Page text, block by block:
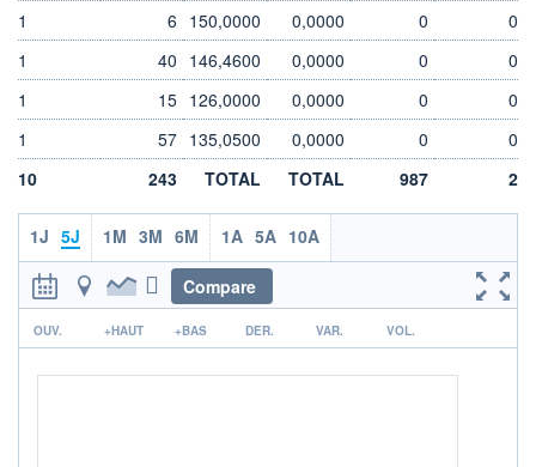
167,9700
+ BAS
166,7600
DERNIER ÉCHANGE
07.08.26 / 17:35:25
163,0200
LIMITE À LA
HAUSSE
171,3600
SRD
BOURSOVIE LUX
CTO BUSINESS
1 836M / 31.07.26
RISQUE DU FONDS (SRI)
4/7
1
6 150,0000 0,0000 0
0
1
40 146,4600 0,0000 0
0
1
15 126,0000 0,0000 0
0
1
57 135,0500 0,0000 0
0
10
243 TOTAL TOTAL 987 2
1J 5J 1M 3M 6M 1A 5A 10A
Compare
r
OUV. +HAUT +BAS DER. VAR. VOL.